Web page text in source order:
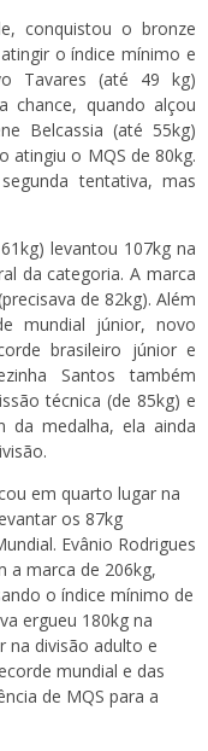
conquistou o bronze
o índice mínimo e
Tavares (até 49 kg)
chance, quando alçou
Belcassia (até 55kg)
atingiu o MQS de 80kg.
tentativa, mas
levantou 107kg na
da categoria. A marca
de 82kg). Além
mundial júnior, novo
brasileiro júnior e
Santos também
técnica (de 85kg) e
da medalha, ela ainda
em quarto lugar na
os 87kg
Evânio Rodrigues
a marca de 206kg,
o índice mínimo de
ergueu 180kg na
na divisão adulto e
mundial e das
de MQS para a